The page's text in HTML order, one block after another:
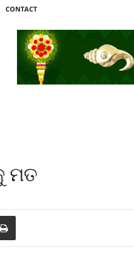
CONTACT
ମତ